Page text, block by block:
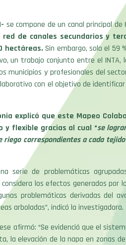
se compone de un canal principal de
de canales secundarios y
hectáreas. Sin embargo, solo el 59
un trabajo conjunto entre el INTA,
municipios y profesionales del
con el objetivo de
explicó que este Mapeo
flexible gracias al cual “se
correspondientes a cada
serie de problemáticas
los efectos generados por
problemáticas derivadas del
arboladas”, indicó la investigadora.
afirmó: “Se evidenció que el
la elevación de la napa en zonas